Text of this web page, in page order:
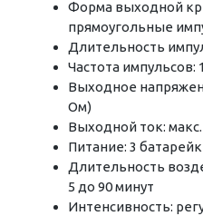
Форма выходной
прямоугольные
Длительность
Частота импульсов:
Выходное
Ом)
Выходной ток:
Питание: 3
Длительность
5 до 90 минут
Интенсивность: